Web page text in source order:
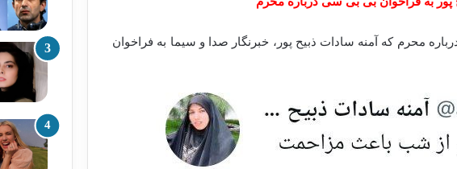
محرم که آمنه سادات ذبیح پور، خبرنگار صدا و سیما به فراخوان